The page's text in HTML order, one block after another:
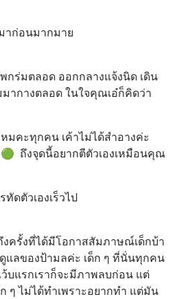
าก่อนมากมาย
ร่มตลอด ออกกลางแจ้งนิด เดิน
ากางตลอด ในใจคุณเอ๋ก็คิดว่า
มคะทุกคน เค้าไม่ได้สำอางค่ะ
ถึงจุดนี้อยากตีตัวเองเหมือนคุณ
ดตัวเองเร็วไป
งครั้งที่ได้มีโอกาสสัมภาษณ์เด็กบ้า
แลของป้ามลค่ะ เด็ก ๆ ที่นั่นทุกคน
ว้บแรกเราก็จะมีภาพลบก่อน แต่
ๆ ไม่ได้ทำเพราะอยากทำ แต่มัน